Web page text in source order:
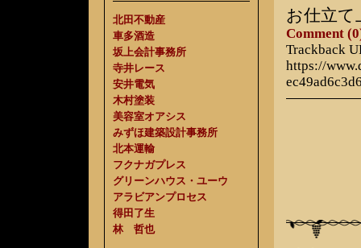
北田不動産
車多酒造
坂上会計事務所
寺井レース
安井電気
木村塗装
美容室オアシス
みずほ建築設計事務所
北本運輸
フクナガプレス
グリーンハウス・ユーウ
アラビアンプロセス
得田了生
林 哲也
お仕立て
Comment
Trackback
https://